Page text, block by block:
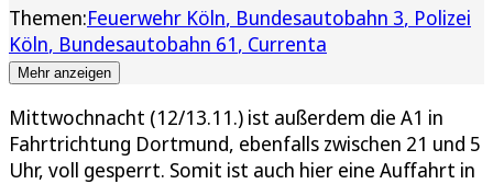
Themen:Feuerwehr Köln Bundesautobahn 3 Polizei
Köln Bundesautobahn 61 Currenta
Mehr anzeigen
Mittwochnacht (12/13.11.) ist außerdem die A1 in
Fahrtrichtung Dortmund, ebenfalls zwischen 21 und 5
Uhr, voll gesperrt. Somit ist auch hier eine Auffahrt in